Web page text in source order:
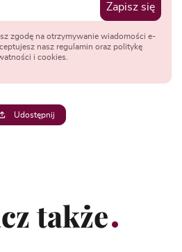
Zapisz się
zgodę na otrzymywanie wiadomości e-
nasz regulamin oraz politykę
i cookies.
Udostępnij
także